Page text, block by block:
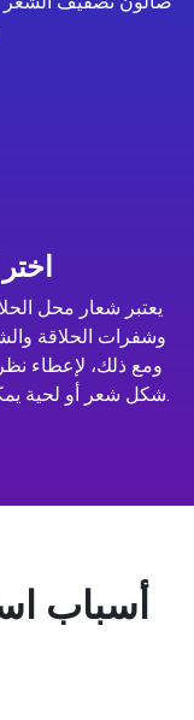
يعتبر شعار محل
وشفرات الحلاقة
ومع ذلك، لإعطاء
شكل شعر أو لحية يمكنها أيضًا التحدث نيابة عن علامتك التجارية.
أسباب